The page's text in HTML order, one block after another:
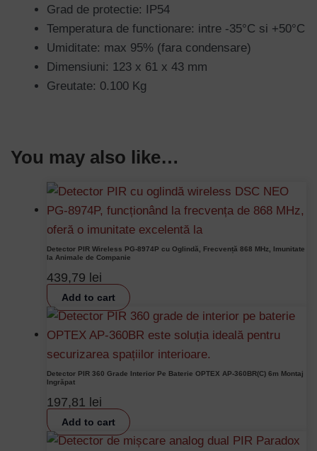
Grad de protectie: IP54
Temperatura de functionare: intre -35°C si +50°C
Umiditate: max 95% (fara condensare)
Dimensiuni: 123 x 61 x 43 mm
Greutate: 0.100 Kg
You may also like…
Detector PIR Wireless PG-8974P cu Oglindă, Frecvență 868 MHz, Imunitate
la Animale de Companie
439,79 lei
Add to cart
Detector PIR 360 Grade Interior Pe Baterie OPTEX AP-360BR(C) 6m Montaj
Ingrăpat
197,81 lei
Add to cart